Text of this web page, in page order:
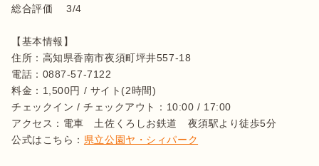
総合評価 　3/4
【基本情報】
住所：高知県香南市夜須町坪井557-18
電話：0887-57-7122
料金：1,500円 / サイト(2時間)
チェックイン / チェックアウト：10:00 / 17:00
アクセス：電車　土佐くろしお鉄道　夜須駅より徒歩5分
公式はこちら： 県立公園ヤ・シィパーク